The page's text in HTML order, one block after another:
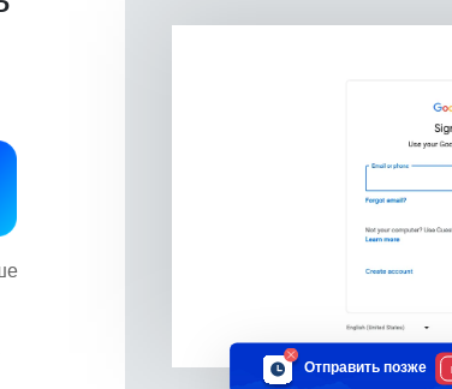
Отправить позже